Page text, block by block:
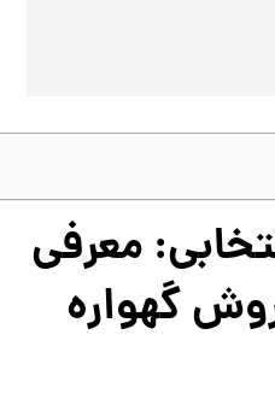
معرفی
گهواره